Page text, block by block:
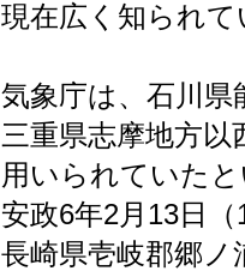
現在広く知られ
気象庁は、石川県
三重県志摩地方以
用いられていた
安政6年2月13日
長崎県壱岐郡郷ノ